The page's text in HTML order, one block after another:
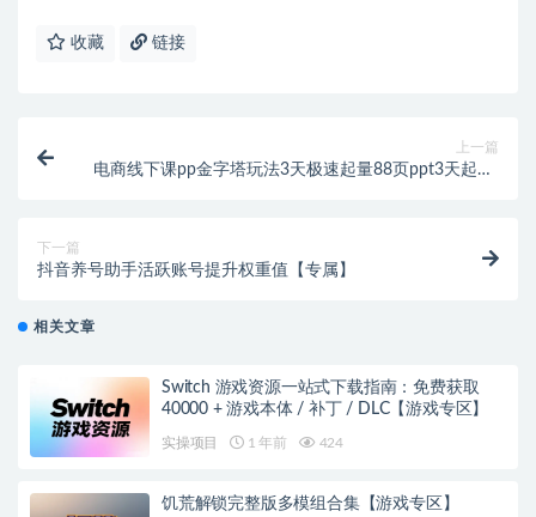
收藏 链接
上一篇
电商线下课pp金字塔玩法3天极速起量88页ppt3天起量!
下一篇
抖音养号助手活跃账号提升权重值【专属】
相关文章
Switch 游戏资源一站式下载指南：免费获取
40000 + 游戏本体 / 补丁 / DLC【游戏专区】
实操项目 1 年前 424
饥荒解锁完整版多模组合集【游戏专区】